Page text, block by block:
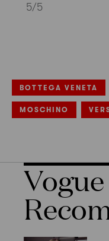
5/5
BOTTEGA VENETA
MOSCHINO
Vogue